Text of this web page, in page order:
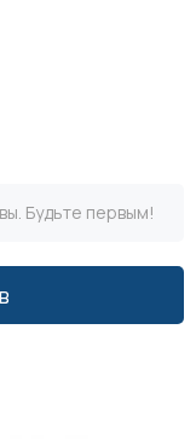
Будьте первым!